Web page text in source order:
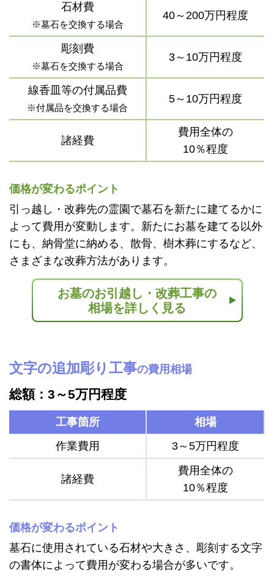
石材費
※墓石を交換する場合
40～200万円程度
彫刻費
※墓石を交換する場合
3～10万円程度
線香皿等の付属品費
※付属品を交換する場合
5～10万円程度
諸経費
費用全体の
10％程度
価格が変わるポイント
引っ越し・改葬先の霊園で墓石を新たに建てるかに
よって費用が変動します。新たにお墓を建てる以外
にも、納骨堂に納める、散骨、樹木葬にするなど、
さまざまな改葬方法があります。
お墓のお引越し・改葬工事の
相場を詳しく見る
文字の追加彫り工事の費用相場
総額：3～5万円程度
工事箇所
相場
作業費用
3～5万円程度
諸経費
費用全体の
10％程度
価格が変わるポイント
墓石に使用されている石材や大きさ、彫刻する文字
の書体によって費用が変わる場合が多いです。